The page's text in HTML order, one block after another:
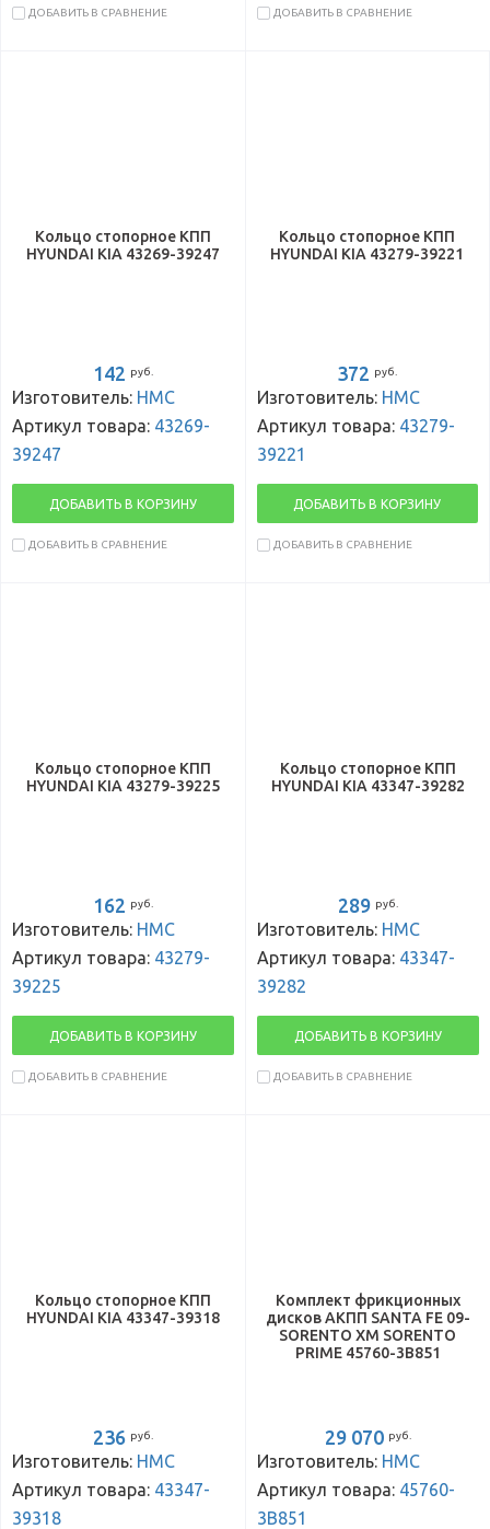
ДОБАВИТЬ В СРАВНЕНИЕ ДОБАВИТЬ В СРАВНЕНИЕ
Кольцо стопорное КПП
HYUNDAI KIA 43269-39247
142 руб.
Изготовитель: HMC
Артикул товара: 43269-
39247
ДОБАВИТЬ В КОРЗИНУ
ДОБАВИТЬ В СРАВНЕНИЕ
Кольцо стопорное КПП
HYUNDAI KIA 43279-39221
372 руб.
Изготовитель: HMC
Артикул товара: 43279-
39221
ДОБАВИТЬ В КОРЗИНУ
ДОБАВИТЬ В СРАВНЕНИЕ
Кольцо стопорное КПП
HYUNDAI KIA 43279-39225
162 руб.
Изготовитель: HMC
Артикул товара: 43279-
39225
ДОБАВИТЬ В КОРЗИНУ
ДОБАВИТЬ В СРАВНЕНИЕ
Кольцо стопорное КПП
HYUNDAI KIA 43347-39282
289 руб.
Изготовитель: HMC
Артикул товара: 43347-
39282
ДОБАВИТЬ В КОРЗИНУ
ДОБАВИТЬ В СРАВНЕНИЕ
Кольцо стопорное КПП
HYUNDAI KIA 43347-39318
236 руб.
Изготовитель: HMC
Артикул товара: 43347-
39318
Комплект фрикционных
дисков АКПП SANTA FE 09-
SORENTO XM SORENTO
PRIME 45760-3B851
29 070 руб.
Изготовитель: HMC
Артикул товара: 45760-
3B851